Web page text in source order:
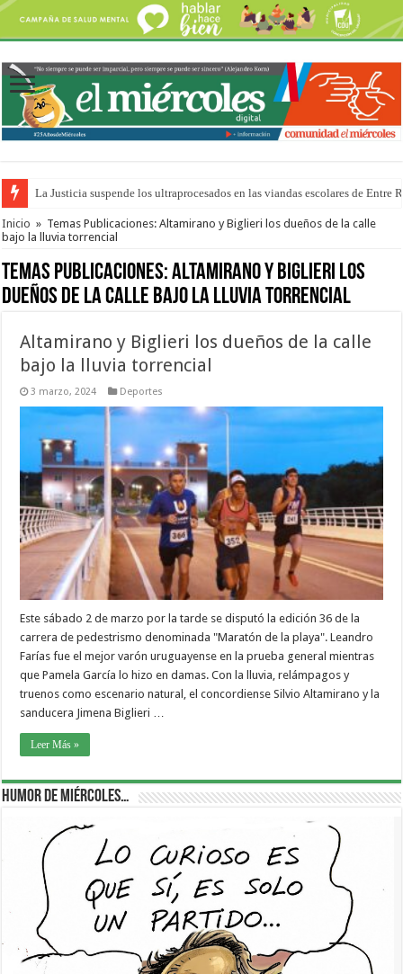
La Justicia suspende los ultraprocesados en las viandas escolares de Entre
Se presentará la obra “La Runfla de los Macanos”
Inicio » Temas Publicaciones: Altamirano y Biglieri los dueños de la calle
bajo la lluvia torrencial
Temas Publicaciones:Altamirano y Biglieri los
dueños de la calle bajo la lluvia torrencial
Altamirano y Biglieri los dueños de la calle
bajo la lluvia torrencial
3 marzo, 2024 Deportes
Este sábado 2 de marzo por la tarde se disputó la edición 36 de la
carrera de pedestrismo denominada "Maratón de la playa". Leandro
Farías fue el mejor varón uruguayense en la prueba general mientras
que Pamela García lo hizo en damas. Con la lluvia, relámpagos y
truenos como escenario natural, el concordiense Silvio Altamirano y la
sanducera Jimena Biglieri …
Leer Más »
Humor de Miércoles…